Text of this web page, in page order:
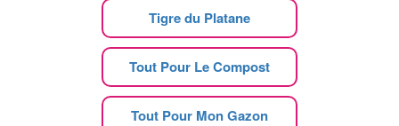
Tigre du Platane
Tout Pour Le Compost
Tout Pour Mon Gazon